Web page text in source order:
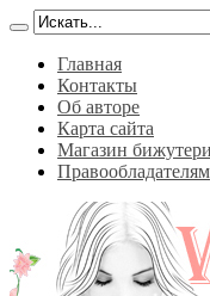
Главная
Контакты
Об авторе
Карта сайта
Магазин
Правообладателям